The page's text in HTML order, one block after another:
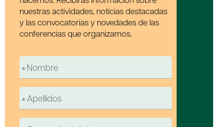
nuestras actividades, noticias destacadas
y las convocatorias y novedades de las
conferencias que organizamos.